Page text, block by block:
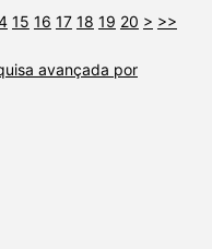
15 16 17 18 19 20 > >>
avançada por